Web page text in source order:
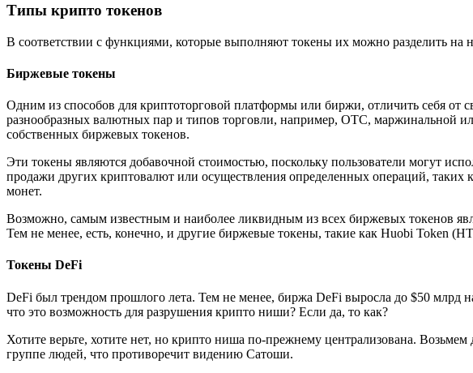
Типы крипто токенов
В соответствии с функциями, которые выполняют токены их можно разделить на
Биржевые токены
Одним из способов для криптоторговой платформы или биржи, отличить себя от
разнообразных валютных пар и типов торговли, например, OTC, маржинальной
собственных биржевых токенов.
Эти токены являются добавочной стоимостью, поскольку пользователи могут
продажи других криптовалют или осуществления определенных операций, таких
монет.
Возможно, самым известным и наиболее ликвидным из всех биржевых токенов
Тем не менее, есть, конечно, и другие биржевые токены, такие как Huobi Token
Токены DeFi
DeFi был трендом прошлого лета. Тем не менее, биржа DeFi выросла до $50 млрд
что это возможность для разрушения крипто ниши? Если да, то как?
Хотите верьте, хотите нет, но крипто ниша по-прежнему централизована.
группе людей, что противоречит видению Сатоши.